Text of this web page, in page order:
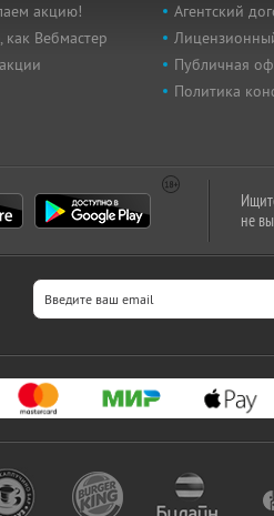
акцию!
как Вебмастер
Агентский
Публичная
Политика
не